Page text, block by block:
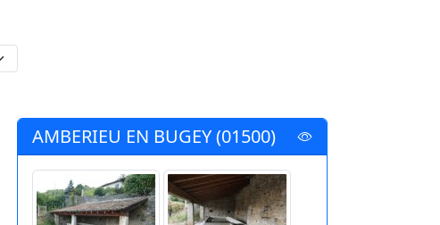
AMBERIEU EN BUGEY (01500)